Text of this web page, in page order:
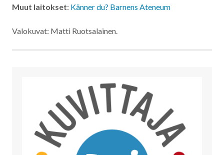
Muut laitokset: Känner du? Barnens Ateneum
Valokuvat: Matti Ruotsalainen.